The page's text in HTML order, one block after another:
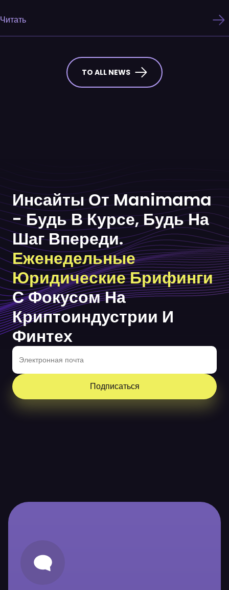
Читать
TO ALL NEWS
Инсайты От Manimama
- Будь В Курсе, Будь На
Шаг Впереди.
Еженедельные
Юридические Брифинги
С Фокусом На
Криптоиндустрии И
Финтех
Подписаться